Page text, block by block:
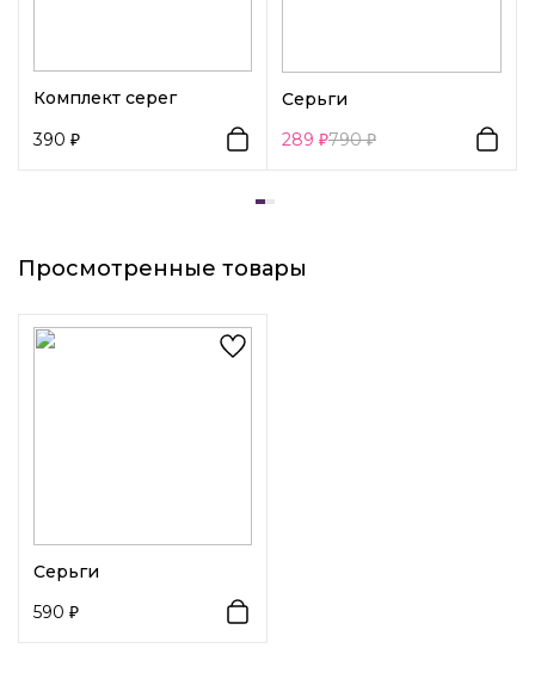
Комплект серег
390
Серьги
289
790
Просмотренные товары
Серьги
590